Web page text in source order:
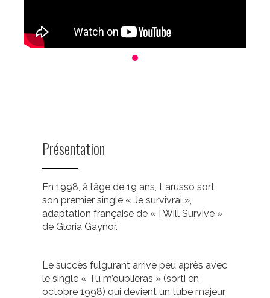
Présentation
En 1998, à l’âge de 19 ans, Larusso sort
son premier single « Je survivrai »,
adaptation française de « I Will Survive »
de Gloria Gaynor.
Le succès fulgurant arrive peu après avec
le single « Tu m’oublieras » (sorti en
octobre 1998) qui devient un tube majeur